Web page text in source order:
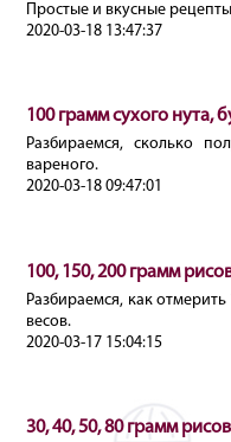
Простые и вкусные
2020-03-18 13:47:37
100 грамм сухого нута,
Разбираемся, сколько
вареного.
2020-03-18 09:47:01
100, 150, 200 грамм
Разбираемся, как
весов.
2020-03-17 15:04:15
30, 40, 50, 80 грамм